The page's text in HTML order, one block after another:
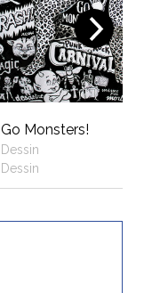
Go Monsters!
Dessin
Dessin